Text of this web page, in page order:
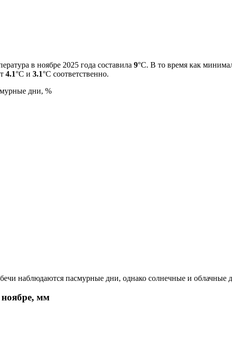
в ноябре 2025 года составила 9°С. В то время как
4.1°С и 3.1°С соответственно.
дни, %
наблюдаются пасмурные дни, однако солнечные и облачные
ноябре, мм